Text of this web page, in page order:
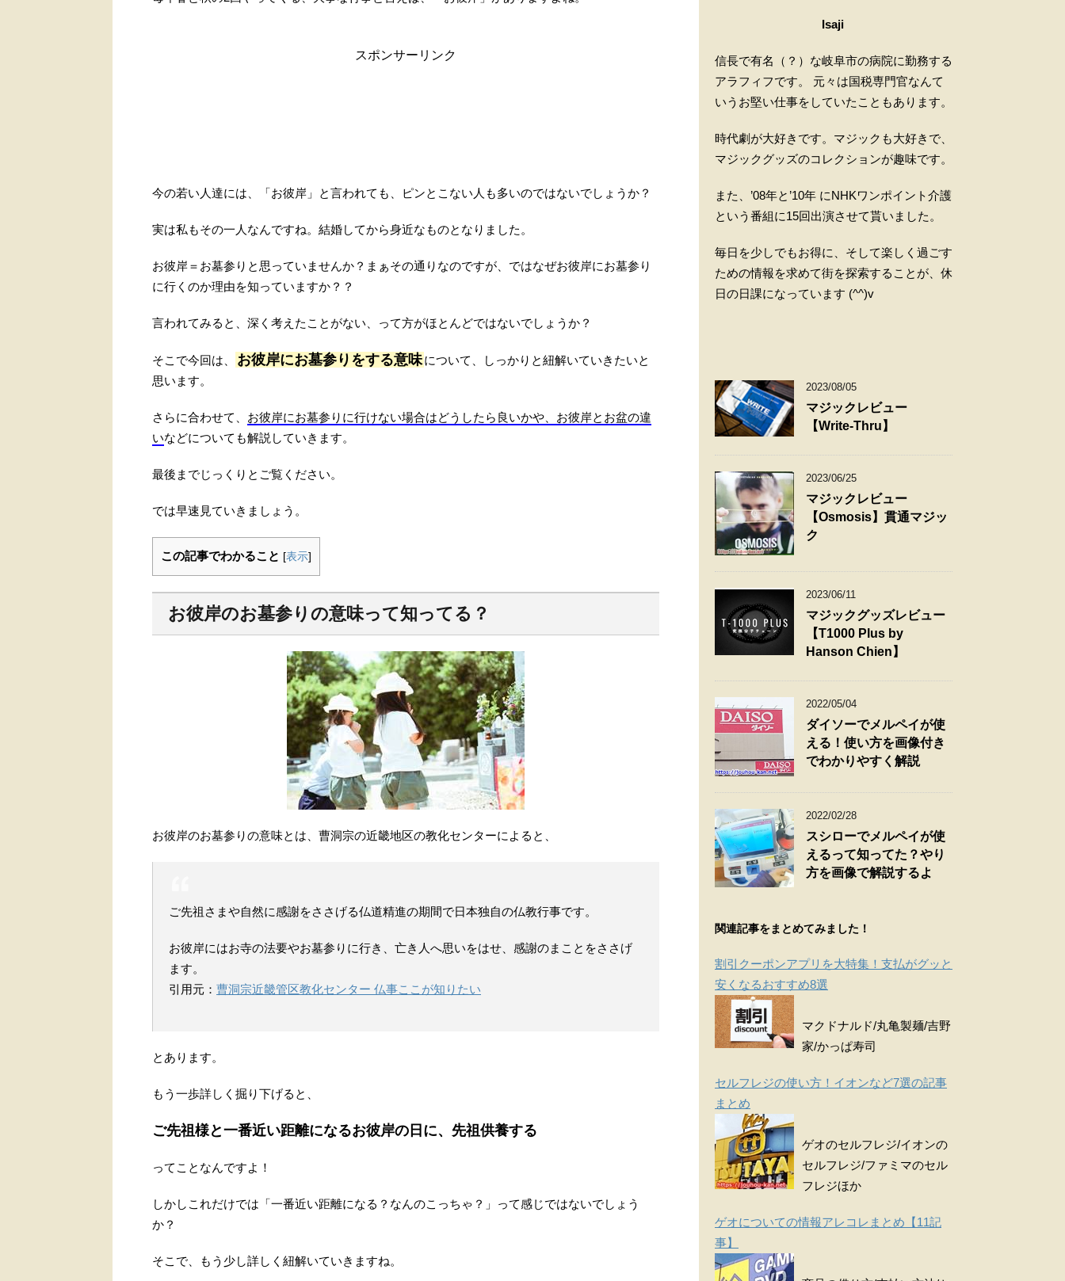
スポンサーリンク
今の若い人達には、「お彼岸」と言われても、ピンとこない人も多いのではないでしょうか？
実は私もその一人なんですね。結婚してから身近なものとなりました。
お彼岸＝お墓参りと思っていませんか？まぁその通りなのですが、ではなぜお彼岸にお墓参り
に行くのか理由を知っていますか？？
言われてみると、深く考えたことがない、って方がほとんどではないでしょうか？
そこで今回は、 お彼岸にお墓参りをする意味について、しっかりと紐解いていきたいと
思います。
さらに合わせて、 お彼岸にお墓参りに行けない場合はどうしたら良いかや、お彼岸とお盆の違
いなどについても解説していきます。
最後までじっくりとご覧ください。
では早速見ていきましょう。
この記事でわかること [表示]
お彼岸のお墓参りの意味って知ってる？
お彼岸のお墓参りの意味とは、曹洞宗の近畿地区の教化センターによると、
ご先祖さまや自然に感謝をささげる仏道精進の期間で日本独自の仏教行事です。
お彼岸にはお寺の法要やお墓参りに行き、亡き人へ思いをはせ、感謝のまことをささげ
ます。
引用元： 曹洞宗近畿管区教化センター 仏事ここが知りたい
とあります。
もう一歩詳しく掘り下げると、
ご先祖様と一番近い距離になるお彼岸の日に、先祖供養する
ってことなんですよ！
しかしこれだけでは「一番近い距離になる？なんのこっちゃ？」って感じではないでしょう
か？
そこで、もう少し詳しく紐解いていきますね。
Isaji
信長で有名（？）な岐阜市の病院に勤務する
アラフィフです。 元々は国税専門官なんて
いうお堅い仕事をしていたこともあります。
時代劇が大好きです。マジックも大好きで、
マジックグッズのコレクションが趣味です。
また、’08年と’10年 にNHKワンポイント介護
という番組に15回出演させて貰いました。
毎日を少しでもお得に、そして楽しく過ごす
ための情報を求めて街を探索することが、休
日の日課になっています (^^)v
2023/08/05
マジックレビュー
【Write-Thru】
2023/06/25
マジックレビュー
【Osmosis】貫通マジッ
ク
2023/06/11
マジックグッズレビュー
【T1000 Plus by
Hanson Chien】
2022/05/04
ダイソーでメルペイが使
える！使い方を画像付き
でわかりやすく解説
2022/02/28
スシローでメルペイが使
えるって知ってた？やり
方を画像で解説するよ
関連記事をまとめてみました！
割引クーポンアプリを大特集！支払がグッと
安くなるおすすめ8選
マクドナルド/丸亀製麺/吉野
家/かっぱ寿司
セルフレジの使い方！イオンなど7選の記事
まとめ
ゲオのセルフレジ/イオンの
セルフレジ/ファミマのセル
フレジほか
ゲオについての情報アレコレまとめ【11記
事】